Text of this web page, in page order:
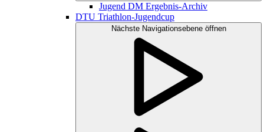
Jugend DM Ergebnis-Archiv
DTU Triathlon-Jugendcup
Nächste Navigationsebene öffnen